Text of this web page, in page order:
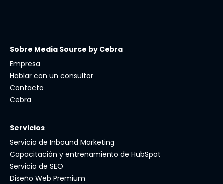
Sobre Media Source by Cebra
Empresa
Hablar con un consultor
Contacto
Cebra
Servicios
Servicio de Inbound Marketing
Capacitación y entrenamiento de HubSpot
Servicio de SEO
Diseño Web Premium